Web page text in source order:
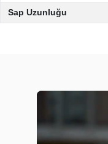
Sap Uzunluğu